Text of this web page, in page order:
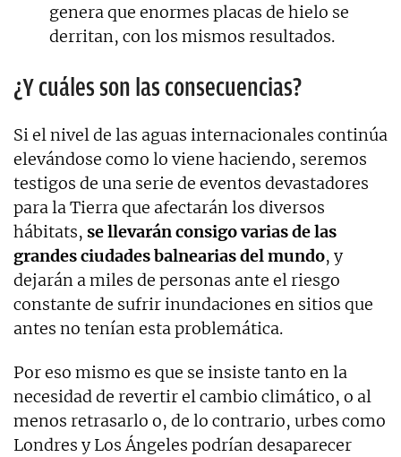
genera que enormes placas de hielo se
derritan, con los mismos resultados.
¿Y cuáles son las consecuencias?
Si el nivel de las aguas internacionales continúa
elevándose como lo viene haciendo, seremos
testigos de una serie de eventos devastadores
para la Tierra que afectarán los diversos
hábitats, se llevarán consigo varias de las
grandes ciudades balnearias del mundo, y
dejarán a miles de personas ante el riesgo
constante de sufrir inundaciones en sitios que
antes no tenían esta problemática.
Por eso mismo es que se insiste tanto en la
necesidad de revertir el cambio climático, o al
menos retrasarlo o, de lo contrario, urbes como
Londres y Los Ángeles podrían desaparecer